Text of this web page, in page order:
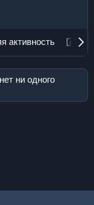
активность
ни одного